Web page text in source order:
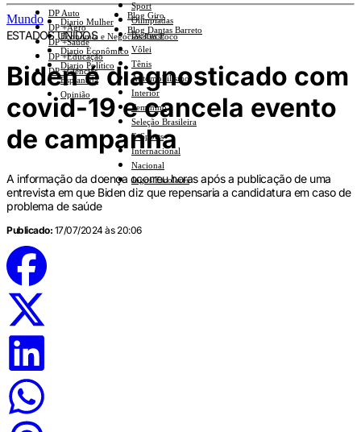
Sport
Olimpíadas
Basquete
Vôlei
Tênis
Automobilismo
Interior
Feminino
Seleção Brasileira
E-Sports
Internacional
Nacional
Jogos Escolares
DP Auto
DP +Agro
DP +Saúde
DP +Educação
DP +Ciências
Diario Mulher
Economia e Negócios Em Foco
Diario Econômico
Diario Político
Esplanada
Opinião
Blog Giro
Blog Dantas Barreto
Mundo
ESTADOS UNIDOS
Biden é diagnosticado com
covid-19 e cancela evento
de campanha
A informação da doença ocorreu horas após a publicação de uma
entrevista em que Biden diz que repensaria a candidatura em caso de
problema de saúde
Publicado: 17/07/2024 às 20:06